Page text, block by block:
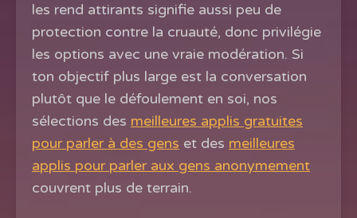
les rend attirants signifie aussi peu de
protection contre la cruauté, donc privilégie
les options avec une vraie modération. Si
ton objectif plus large est la conversation
plutôt que le défoulement en soi, nos
sélections des meilleures applis gratuites
pour parler à des gens et des meilleures
applis pour parler aux gens anonymement
couvrent plus de terrain.